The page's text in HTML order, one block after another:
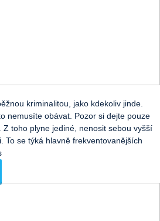
kriminalitou, jako kdekoliv jinde.
nemusíte obávat. Pozor si dejte pouze
Z toho plyne jediné, nenosit sebou vyšší
To se týká hlavně frekventovanějších